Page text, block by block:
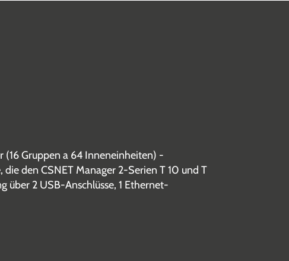
(16 Gruppen a 64 Inneneinheiten) -
den CSNET Manager 2-Serien T 10 und T
2 USB-Anschlüsse, 1 Ethernet-